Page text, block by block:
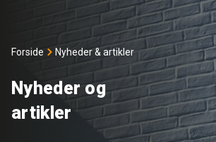
Støbemasse ”Mix”
Spartelmasse ”Mix”
Vådrumsmembraner
VEJLEDNINGER
FORBRUGSBEREGNER
OM ALFIX
Forside Nyheder & artikler
Nyheder og
artikler